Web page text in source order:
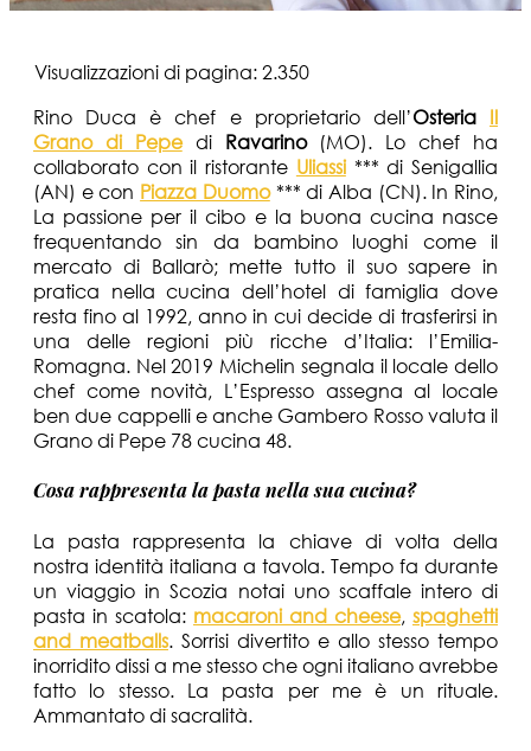
Visualizzazioni di pagina:2.350
Rino Duca è chef e proprietario dell’Osteria Il
Grano di Pepe di Ravarino (MO). Lo chef ha
collaborato con il ristorante Uliassi*** di Senigallia
(AN) e con Piazza Duomo*** di Alba (CN). In Rino,
La passione per il cibo e la buona cucina nasce
frequentando sin da bambino luoghi come il
mercato di Ballarò; mette tutto il suo sapere in
pratica nella cucina dell’hotel di famiglia dove
resta fino al 1992, anno in cui decide di trasferirsi in
una delle regioni più ricche d’Italia: l’Emilia-
Romagna. Nel 2019 Michelin segnala il locale dello
chef come novità, L’Espresso assegna al locale
ben due cappelli e anche Gambero Rosso valuta il
Grano di Pepe 78 cucina 48.
Cosa rappresenta la pasta nella sua cucina?
La pasta rappresenta la chiave di volta della
nostra identità italiana a tavola. Tempo fa durante
un viaggio in Scozia notai uno scaffale intero di
pasta in scatola: macaroni and cheese, spaghetti
and meatballs. Sorrisi divertito e allo stesso tempo
inorridito dissi a me stesso che ogni italiano avrebbe
fatto lo stesso. La pasta per me è un rituale.
Ammantato di sacralità.